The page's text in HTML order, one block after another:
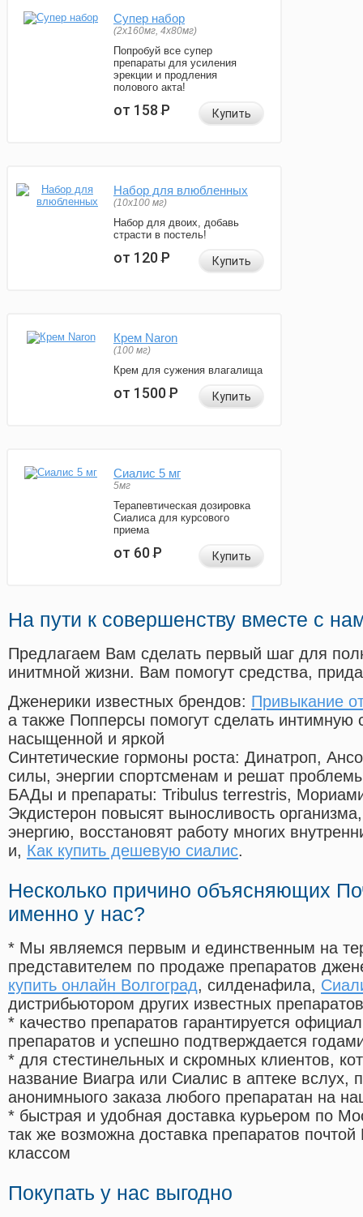
Супер набор
(2х160мг, 4х80мг)
Попробуй все супер
препараты для усиления
эрекции и продления
полового акта!
от 158Р Купить
Набор для влюбленных
(10х100 мг)
Набор для двоих, добавь
страсти в постель!
от 120Р Купить
Крем Naron
(100 мг)
Крем для сужения влагалища
от 1500Р Купить
Сиалис 5 мг
5мг
Терапевтическая дозировка
Сиалиса для курсового
приема
от 60Р Купить
На пути к совершенству вместе с
Предлагаем Вам сделать первый шаг для
инитмной жизни. Вам помогут средства,
Дженерики известных брендов: Привыкание
а также Попперсы помогут сделать
насыщенной и яркой
Синтетические гормоны роста: Динатроп,
силы, энергии спортсменам и решат
БАДы и препараты: Tribulus terrestris,
Экдистерон повысят выносливость
энергию, восстановят работу многих
и, Как купить дешевую сиалис.
Несколько причино объясняющих
именно у нас?
* Мы являемся первым и единственным на
представителем по продаже препаратов
купить онлайн Волгоград, силденафила,
дистрибьютором других известных препаратов
* качество препаратов гарантируется
препаратов и успешно подтверждается
* для стестинельных и скромных клиентов,
название Виагра или Сиалис в аптеке вслух,
анонимныого заказа любого препаратан на
* быстрая и удобная доставка курьером по
так же возможна доставка препаратов
классом
Покупать у нас выгодно